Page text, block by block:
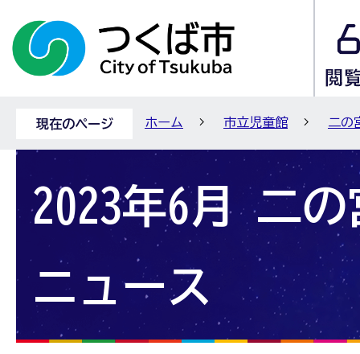
現在のページ ホーム 市立児童館 二の
2023年6月 二
ニュース